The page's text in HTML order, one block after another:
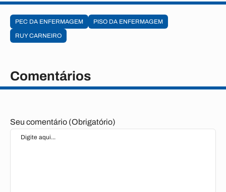
PEC DA ENFERMAGEM
PISO DA ENFERMAGEM
RUY CARNEIRO
Comentários
Seu comentário (Obrigatório)